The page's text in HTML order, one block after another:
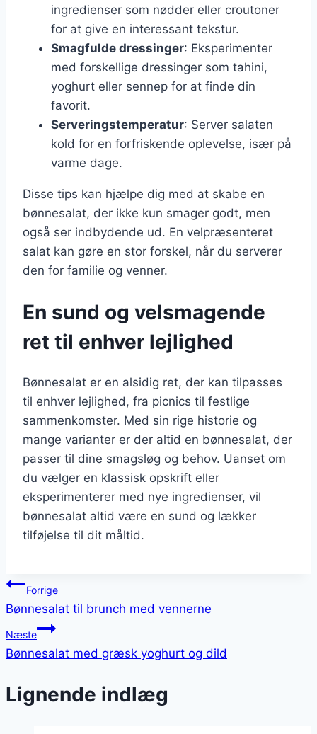
ingredienser som nødder eller croutoner
for at give en interessant tekstur.
Smagfulde dressinger: Eksperimenter
med forskellige dressinger som tahini,
yoghurt eller sennep for at finde din
favorit.
Serveringstemperatur: Server salaten
kold for en forfriskende oplevelse, især på
varme dage.
Disse tips kan hjælpe dig med at skabe en
bønnesalat, der ikke kun smager godt, men
også ser indbydende ud. En velpræsenteret
salat kan gøre en stor forskel, når du serverer
den for familie og venner.
En sund og velsmagende
ret til enhver lejlighed
Bønnesalat er en alsidig ret, der kan tilpasses
til enhver lejlighed, fra picnics til festlige
sammenkomster. Med sin rige historie og
mange varianter er der altid en bønnesalat, der
passer til dine smagsløg og behov. Uanset om
du vælger en klassisk opskrift eller
eksperimenterer med nye ingredienser, vil
bønnesalat altid være en sund og lækker
tilføjelse til dit måltid.
Indlægsnavigation
Forrige
Bønnesalat til brunch med vennerne
Næste
Bønnesalat med græsk yoghurt og dild
Lignende indlæg